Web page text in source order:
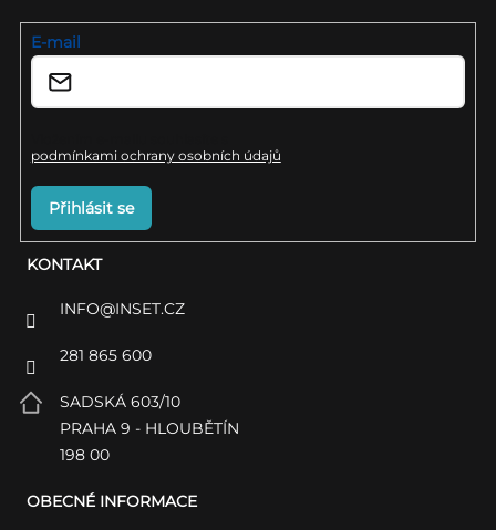
KONTAKT
INFO@INSET.CZ
281 865 600
SADSKÁ 603/10
PRAHA 9 - HLOUBĚTÍN
198 00
OBECNÉ INFORMACE
E-mail
podmínkami ochrany osobních údajů
Přihlásit se